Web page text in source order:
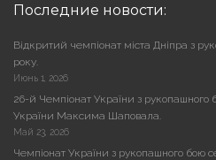
Последние новости:
Відкритий чемпіонат міста Дніпра з
року.
Июнь 1, 2026
26-й Чемпіонат України з рукопашного
України Максима Шаповала.
Май 23, 2026
Чемпіонат України з рукопашного бою